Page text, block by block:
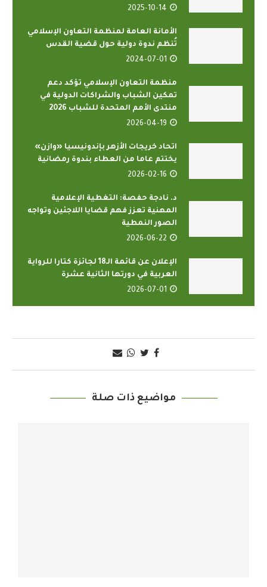
2025-10-14
الأمانة العامة لمنظمة التعاون الإسلامي
تُنظم ندوة دولية حول قضية القدس
2024-07-01
منظمة التعاون الإسلامي تؤكد دعم
تمكين الشباب والشراكات الدولية في
منتدى الأمم المتحدة للشباب 2026
2026-04-19
اتحاد خريجات الأزهر بإندونيسيا «وازن»
يختتم عاما من العطاء بندوة رمضانية
2026-02-16
د. نادجة حفصة: التغطية الإعلامية
المهنية تعزز فهم قضايا اللاجئين وتواجه
الصور النمطية
2026-06-22
الإعلان عن قائمة الـ18 لجائزة كتارا للرواية
العربية في دورتها الثانية عشرة
2026-07-01
مواضيع ذات صلة